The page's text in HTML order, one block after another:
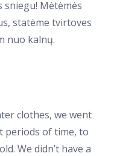
sniegu! Mėtėmės
statėme tvirtoves
nuo kalnų.
clothes, we went
of time, to
We didn’t have a